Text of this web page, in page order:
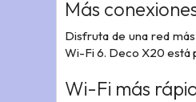
Más
Disfruta de una red
Wi-Fi 6. Deco X20 está
Wi-Fi más